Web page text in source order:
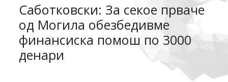
Саботковски: За секое прваче
од Могила обезбедивме
финансиска помош по 3000
денари